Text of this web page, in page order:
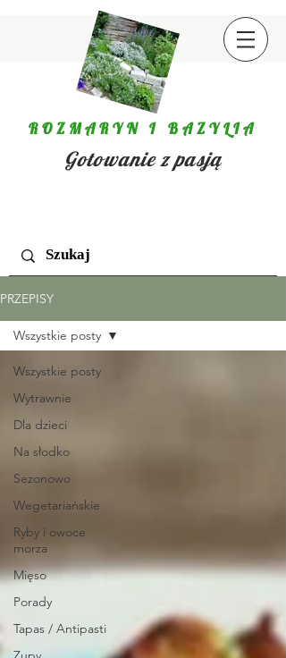
ROZMARYN I BAZYLIA
Gotowanie z pasją
PRZEPISY
Wszystkie posty
Wytrawnie
Dla dzieci
Na słodko
Sezonowo
Wegetariańskie
Ryby i owoce
morza
Mięso
Porady
Tapas / Antipasti
Wszystkie posty